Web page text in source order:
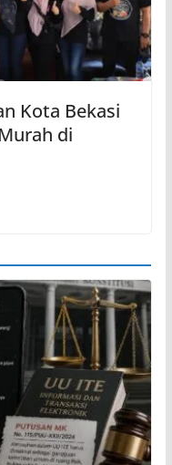
Kota Bekasi
di